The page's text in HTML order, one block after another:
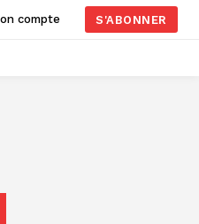
compte S'ABONNER